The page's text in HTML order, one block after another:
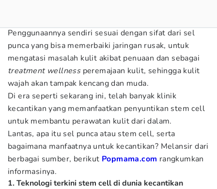
Penggunaannya sendiri sesuai dengan sifat dari sel
punca yang bisa memerbaiki jaringan rusak, untuk
mengatasi masalah kulit akibat penuaan dan sebagai
treatment wellness peremajaan kulit, sehingga kulit
wajah akan tampak kencang dan muda.
Di era seperti sekarang ini, telah banyak klinik
kecantikan yang memanfaatkan penyuntikan stem cell
untuk membantu perawatan kulit dari dalam.
Lantas, apa itu sel punca atau stem cell, serta
bagaimana manfaatnya untuk kecantikan? Melansir dari
berbagai sumber, berikut Popmama.com rangkumkan
informasinya.
1. Teknologi terkini stem cell di dunia kecantikan